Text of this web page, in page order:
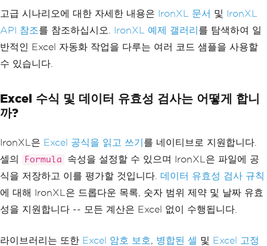
고급 시나리오에 대한 자세한 내용은 IronXL 문서 및 IronXL
API 참조를 참조하십시오. IronXL 예제 갤러리 를 탐색하여 일
반적인 Excel 자동화 작업을 다루는 여러 코드 샘플을 사용할
수 있습니다.
Excel 수식 및 데이터 유효성 검사는 어떻게 합니
까?
IronXL은 Excel 공식을 읽고 쓰기 를 네이티브로 지원합니다.
셀의
Formula
속성을 설정할 수 있으며 IronXL은 파일에 공
식을 저장하고 이를 평가할 것입니다. 데이터 유효성 검사 규칙
에 대해 IronXL은 드롭다운 목록, 숫자 범위 제약 및 날짜 유효
성을 지원합니다 -- 모든 계산은 Excel 없이 수행됩니다.
라이브러리는 또한 Excel 암호 보호, 병합된 셀 및 Excel 고정